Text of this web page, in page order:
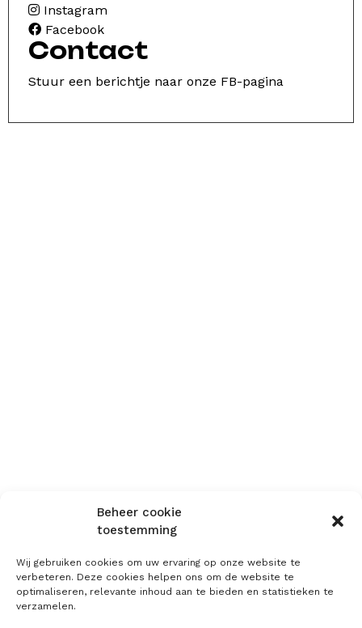
Beheer cookie
toestemming
Wij gebruiken cookies om uw ervaring op onze website te
verbeteren. Deze cookies helpen ons om de website te
optimaliseren, relevante inhoud aan te bieden en statistieken te
verzamelen.
Instagram
Facebook
Contact
Stuur een berichtje naar onze FB-pagina